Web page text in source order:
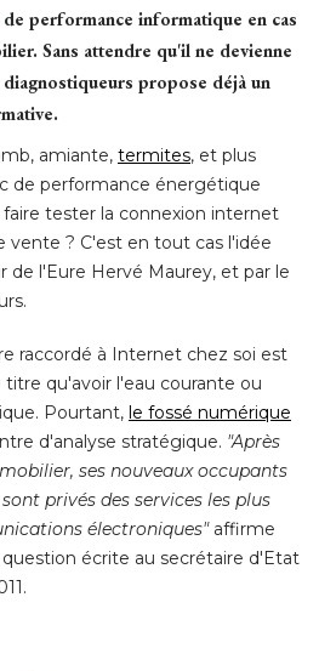
de performance informatique en cas
Sans attendre qu'il ne devienne
propose déjà un
amiante, termites, et plus
de performance énergétique
tester la connexion internet
vente ? C'est en tout cas l'idée
de l'Eure Hervé Maurey, et par le
raccordé à Internet chez soi est
qu'avoir l'eau courante ou
Pourtant, le fossé numérique
d'analyse stratégique. "Après
ses nouveaux occupants
privés des services les plus
électroniques"affirme
écrite au secrétaire d'Etat